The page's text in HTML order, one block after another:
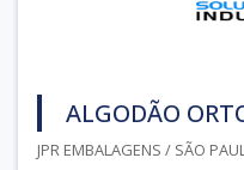
ALGODÃO
JPR EMBALAGENS / SÃO